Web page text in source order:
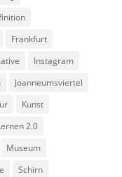
Frankfurt
Instagram
Joanneumsviertel
Kunst
2.0
Museum
Schirn